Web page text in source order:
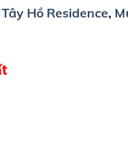
Hồ Residence,